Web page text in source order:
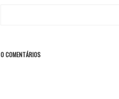
0 COMENTÁRIOS